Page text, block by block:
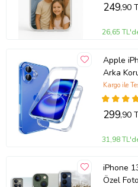
249,90
26,65
Apple
Arka
Kargo ile
299,90
31,98
iPhone
Özel